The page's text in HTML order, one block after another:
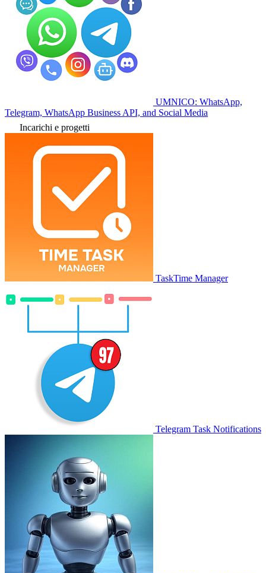
UMNICO: WhatsApp,
Telegram, WhatsApp Business API, and Social Media
Incarichi e progetti
TaskTime Manager
Telegram Task Notifications